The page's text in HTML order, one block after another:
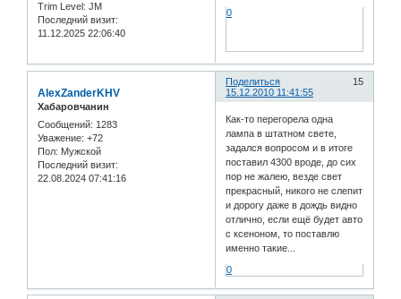
Trim Level: JM
Последний визит:
11.12.2025 22:06:40
0
Поделиться
15
15.12.2010 11:41:55
AlexZanderKHV
Хабаровчанин
Сообщений: 1283
Уважение: +72
Пол: Мужской
Последний визит:
22.08.2024 07:41:16
Как-то перегорела одна
лампа в штатном свете,
задался вопросом и в итоге
поставил 4300 вроде, до сих
пор не жалею, везде свет
прекрасный, никого не слепит
и дорогу даже в дождь видно
отлично, если ещё будет авто
с ксеноном, то поставлю
именно такие...
0